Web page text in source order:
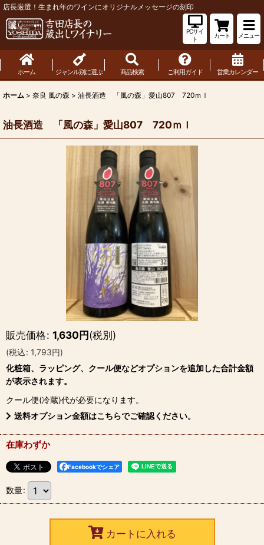
店長厳選！生まれ年のワインにオリジナルメッセージの刻印
PCサイ
ト
カート メニュー
ホーム ジャンル別に選ぶ 商品検索 ご利用ガイド 営業カレンダー
ホーム > 奈良 風の森 > 油長酒造 「風の森」愛山807 720ｍｌ
油長酒造 「風の森」愛山807 720ｍｌ
販売価格: 1,630円(税別)
(税込: 1,793円)
化粧箱、ラッピング、クール便などオプションを追加した合計金額
が表示されます。
クール便(冷蔵)代が必要になります。
送料オプション金額はこちらでご確認ください。
在庫わずか
Facebookでシェア
数量:
カートに入れる